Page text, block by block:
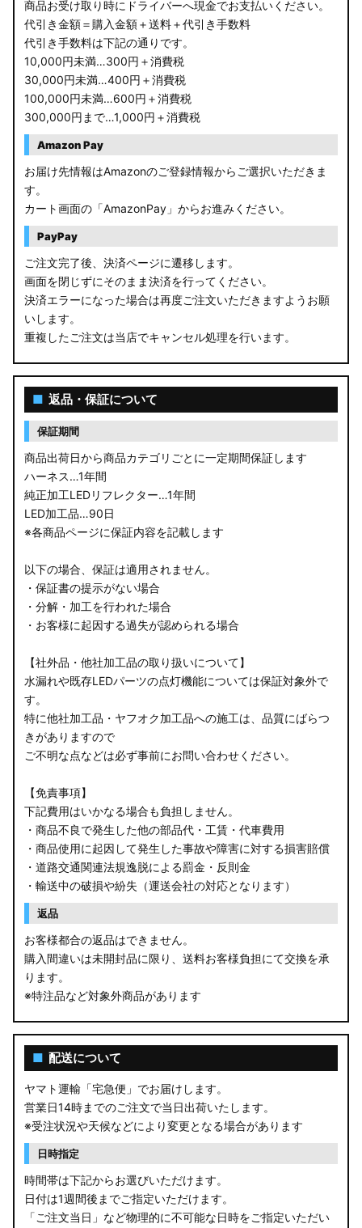
商品お受け取り時にドライバーへ現金でお支払いください。
代引き金額＝購入金額＋送料＋代引き手数料
代引き手数料は下記の通りです。
10,000円未満…300円＋消費税
30,000円未満…400円＋消費税
100,000円未満…600円＋消費税
300,000円まで…1,000円＋消費税
Amazon Pay
お届け先情報はAmazonのご登録情報からご選択いただきま
す。
カート画面の「AmazonPay」からお進みください。
PayPay
ご注文完了後、決済ページに遷移します。
画面を閉じずにそのまま決済を行ってください。
決済エラーになった場合は再度ご注文いただきますようお願
いします。
重複したご注文は当店でキャンセル処理を行います。
■ 返品・保証について
保証期間
商品出荷日から商品カテゴリごとに一定期間保証します
ハーネス…1年間
純正加工LEDリフレクター…1年間
LED加工品…90日
※各商品ページに保証内容を記載します
以下の場合、保証は適用されません。
・保証書の提示がない場合
・分解・加工を行われた場合
・お客様に起因する過失が認められる場合
【社外品・他社加工品の取り扱いについて】
水漏れや既存LEDパーツの点灯機能については保証対象外で
す。
特に他社加工品・ヤフオク加工品への施工は、品質にばらつ
きがありますので
ご不明な点などは必ず事前にお問い合わせください。
【免責事項】
下記費用はいかなる場合も負担しません。
・商品不良で発生した他の部品代・工賃・代車費用
・商品使用に起因して発生した事故や障害に対する損害賠償
・道路交通関連法規逸脱による罰金・反則金
・輸送中の破損や紛失（運送会社の対応となります）
返品
お客様都合の返品はできません。
購入間違いは未開封品に限り、送料お客様負担にて交換を承
ります。
※特注品など対象外商品があります
■ 配送について
ヤマト運輸「宅急便」でお届けします。
営業日14時までのご注文で当日出荷いたします。
※受注状況や天候などにより変更となる場合があります
日時指定
時間帯は下記からお選びいただけます。
日付は1週間後までご指定いただけます。
「ご注文当日」など物理的に不可能な日時をご指定いただい